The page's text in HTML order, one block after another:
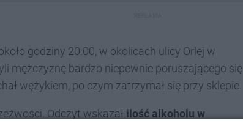
godziny 20:00, w okolicach ulicy Orlej w
mężczyznę bardzo niepewnie poruszającego się
wężykiem, po czym zatrzymał się przy sklepie.
Odczyt wskazał ilość alkoholu w